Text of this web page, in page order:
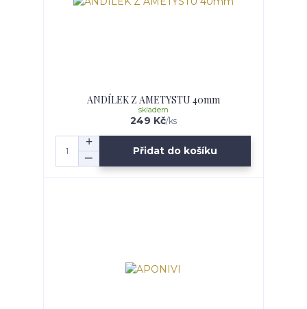
ANDÍLEK Z AMETYSTU 40mm
249 Kč/ks
skladem
Přidat do košíku